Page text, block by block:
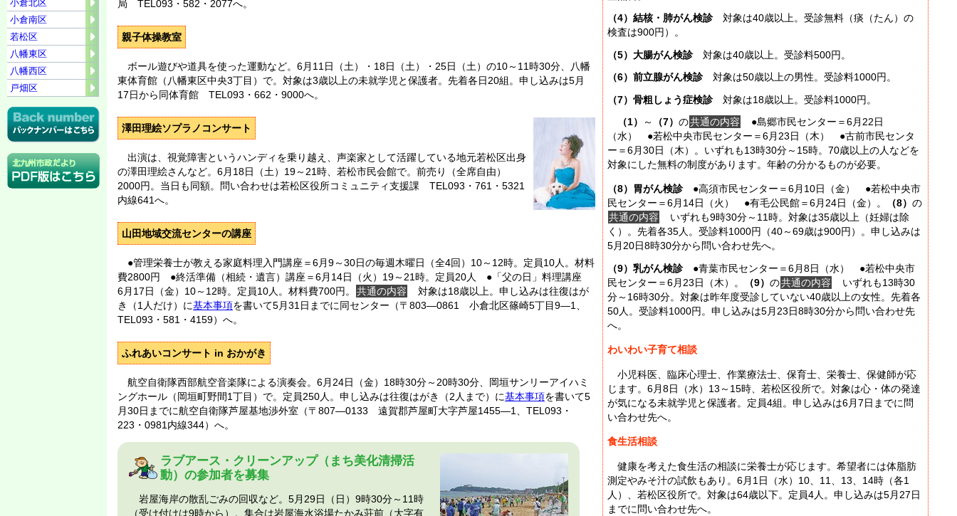
小倉北区
小倉南区
若松区
八幡東区
八幡西区
戸畑区
（4）結核・肺がん検診対象は40歳以上。受診無料（痰（たん）の
検査は900円）。
（5）大腸がん検診対象は40歳以上。受診料500円。
（6）前立腺がん検診対象は50歳以上の男性。受診料1000円。
（7）骨粗しょう症検診対象は18歳以上。受診料1000円。
（1）
～ （7）の共通の内容
●島郷市民センター＝6月22日
（水） ●若松中央市民センター＝6月23日（木） ●古前市民センタ
ー＝6月30日（木）。いずれも13時30分～15時。70歳以上の人などを
対象にした無料の制度があります。年齢の分かるものが必要。
（8）胃がん検診●高須市民センター＝6月10日（金） ●若松中央市
民センター＝6月14日（火） ●有毛公民館＝6月24日（金）。
（8）の
共通の内容
いずれも9時30分～11時。対象は35歳以上（妊婦は除
く）。先着各35人。受診料1000円（40～69歳は900円）。申し込みは
5月20日8時30分から問い合わせ先へ。
（9）乳がん検診●青葉市民センター＝6月8日（水） ●若松中央市
民センター＝6月23日（木）。
（9）の共通の内容
いずれも13時30
分～16時30分。対象は昨年度受診していない40歳以上の女性。先着各
50人。受診料1000円。申し込みは5月23日8時30分から問い合わせ先
へ。
わいわい子育て相談
小児科医、臨床心理士、作業療法士、保育士、栄養士、保健師が応
じます。6月8日（水）13～15時、若松区役所で。対象は心・体の発達
が気になる未就学児と保護者。定員4組。申し込みは6月7日までに問
い合わせ先へ。
食生活相談
健康を考えた食生活の相談に栄養士が応じます。希望者には体脂肪
測定やみそ汁の試飲もあり。6月1日（水）10、11、13、14時（各1
人）、若松区役所で。対象は64歳以下。定員4人。申し込みは5月27日
までに問い合わせ先へ。
局 TEL093・582・2077へ。
親子体操教室
ボール遊びや道具を使った運動など。6月11日（土）・18日（土）・25日（土）の10～11時30分、八幡
東体育館（八幡東区中央3丁目）で。対象は3歳以上の未就学児と保護者。先着各日20組。申し込みは5月
17日から同体育館 TEL093・662・9000へ。
澤田理絵ソプラノコンサート
出演は、視覚障害というハンディを乗り越え、声楽家として活躍している地元若松区出身
の澤田理絵さんなど。6月18日（土）19～21時、若松市民会館で。前売り（全席自由）
2000円。当日も同額。問い合わせは若松区役所コミュニティ支援課 TEL093・761・5321
内線641へ。
山田地域交流センターの講座
●管理栄養士が教える家庭料理入門講座＝6月9～30日の毎週木曜日（全4回）10～12時。定員10人。材料
費2800円 ●終活準備（相続・遺言）講座＝6月14日（火）19～21時。定員20人 ●「父の日」料理講座
6月17日（金）10～12時。定員10人。材料費700円。
共通の内容
対象は18歳以上。申し込みは往復はが
き（1人だけ）に基本事項を書いて5月31日までに同センター（〒803―0861 小倉北区篠崎5丁目9―1、
TEL093・581・4159）へ。
ふれあいコンサート in おかがき
航空自衛隊西部航空音楽隊による演奏会。6月24日（金）18時30分～20時30分、岡垣サンリーアイハミ
ングホール（岡垣町野間1丁目）で。定員250人。申し込みは往復はがき（2人まで）に基本事項を書いて5
月30日までに航空自衛隊芦屋基地渉外室（〒807―0133 遠賀郡芦屋町大字芦屋1455―1、TEL093・
223・0981内線344）へ。
ラブアース・クリーンアップ（まち美化清掃活
動）の参加者を募集
岩屋海岸の散乱ごみの回収など。5月29日（日）9時30分～11時
（受け付けは9時から）。集合は岩屋海水浴場たかみ荘前（大字有